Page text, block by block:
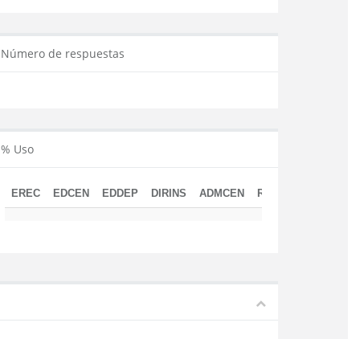
Número de respuestas
% Uso
EREC EDCEN EDDEP DIRINS ADMCEN RESUD